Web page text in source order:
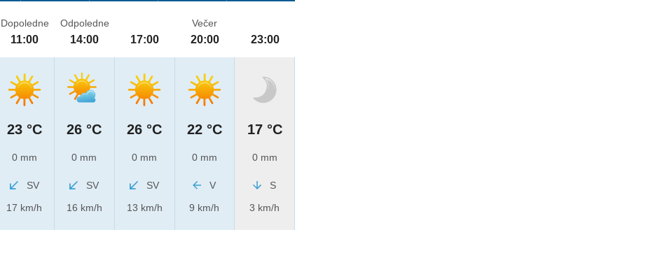
Dopoledne
11:00
23 °C
0 mm
SV
17 km/h
Odpoledne
14:00
26 °C
0 mm
SV
16 km/h
17:00
26 °C
0 mm
SV
13 km/h
Večer
20:00
22 °C
0 mm
V
9 km/h
23:00
17 °C
0 mm
S
3 km/h